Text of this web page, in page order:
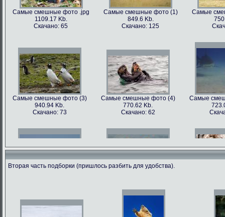
Самые смешные фото .jpg
1109.17 Kb.
Скачано: 65
Самые смешные фото (1)
849.6 Kb.
Скачано: 125
Самые
Самые смешные фото (3)
940.94 Kb.
Скачано: 73
Самые смешные фото (4)
770.62 Kb.
Скачано: 62
Самые
Вторая часть подборки (пришлось разбить для удобства).